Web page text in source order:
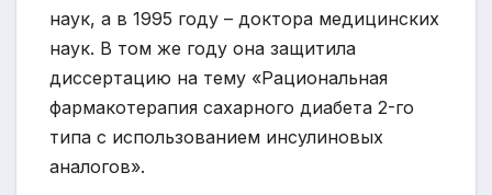
наук, а в 1995 году – доктора медицинских
наук. В том же году она защитила
диссертацию на тему «Рациональная
фармакотерапия сахарного диабета 2-го
типа с использованием инсулиновых
аналогов».